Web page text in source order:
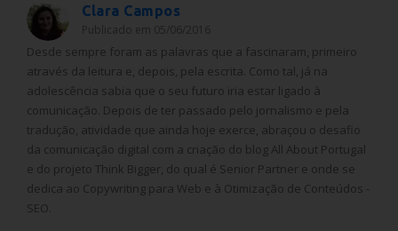
Clara Campos
Publicado em 05/06/2016
Desde sempre foram as palavras que a fascinaram, primeiro
através da leitura e, depois, pela escrita. Como tal, já na
adolescência sabia que o seu futuro iria estar ligado à
comunicação. Depois de ter passado pelo jornalismo e pela
tradução, atividade que ainda hoje exerce, abraçou o desafio
da comunicação digital com a criação do blog All About Portugal
e do projeto Think Bigger, do qual é Senior Partner e onde se
dedica ao Copywriting para Web e à Otimização de Conteúdos -
SEO.